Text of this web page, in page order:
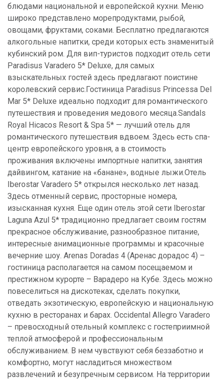
блюдами национальной и европейской кухни. Меню
широко представлено морепродуктами, рыбой,
овощами, фруктами, соками. Бесплатно предлагаются
алкогольные напитки, среди которых есть знаменитый
кубинский ром. Для вип-туристов подходит отель сети
Paradisus Varadero 5* Deluxe, для самых
взыскательных гостей здесь предлагают поистине
королевский сервис.Гостиница Paradisus Princessa Del
Mar 5* Deluxe идеально подходит для романтического
путешествия и проведения медового месяца.Sandals
Royal Hicacos Resort & Spa 5* — лучший отель для
романтического путешествия вдвоем. Здесь есть спа-
центр европейского уровня, а в стоимость
проживания включены импортные напитки, занятия
дайвингом, катание на «банане», водные лыжи.Отель
Iberostar Varadero 5* открылся несколько лет назад.
Здесь отменный сервис, просторные номера,
изысканная кухня. Еще один отель этой сети Iberostar
Laguna Azul 5* традиционно предлагает своим гостям
прекрасное обслуживание, разнообразное питание,
интересные анимационные программы и красочные
вечерние шоу. Arenas Doradas 4 (Аренас дорадос 4) –
гостиница располагается на самом посещаемом и
престижном курорте – Варадеро на Кубе. Здесь можно
повеселиться на дискотеках, сделать покупки,
отведать экзотическую, европейскую и национальную
кухню в ресторанах и барах. Occidental Allegro Varadero
– превосходный отельный комплекс с гостеприимной
теплой атмосферой и профессиональным
обслуживанием. В нем чувствуют себя беззаботно и
комфортно, могут насладиться множеством
развлечений и безупречным сервисом. На территории